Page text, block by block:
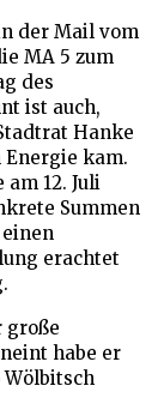
der Mail vom
MA 5 zum
des
ist auch,
Hanke
kam.
12. Juli
Summen
erachtet
große
habe er
Wölbitsch